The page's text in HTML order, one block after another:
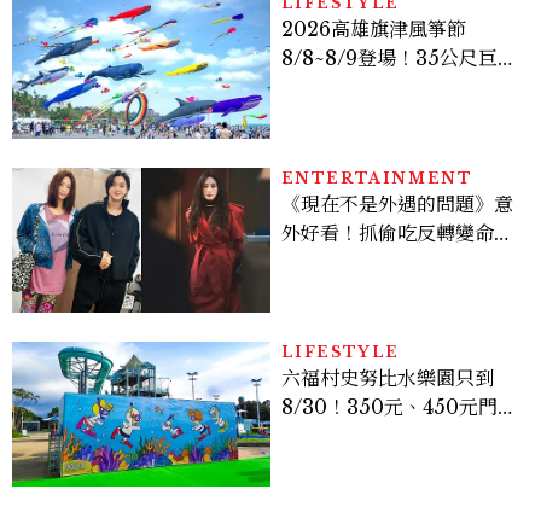
2026高雄旗津風箏節
8/8~8/9登場！35公尺巨大
ENTERTAINMENT
《現在不是外遇的問題》意
外好看！抓偷吃反轉變命
看點懶人包
LIFESTYLE
六福村史努比水樂園只到
8/30！350元、450元門票